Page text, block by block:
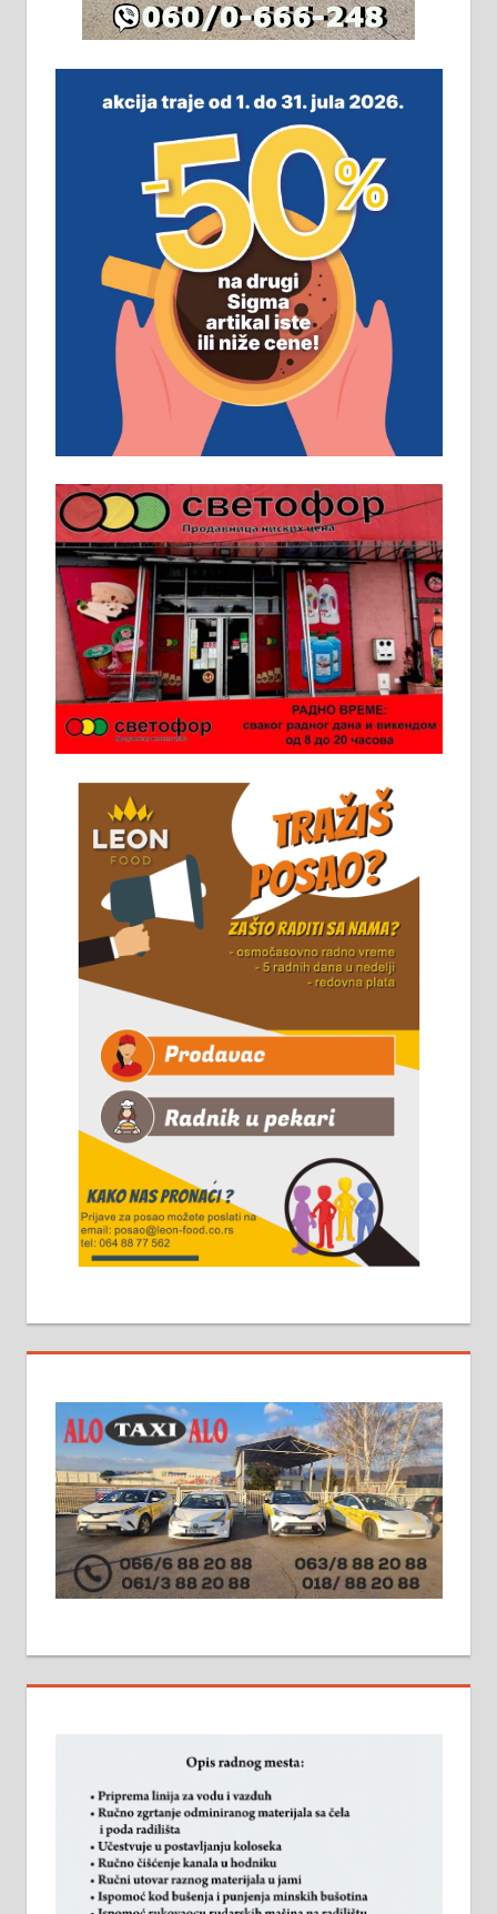
На продају легализована, нова,
м2 са плацем од 8 ари у Зеленом
виру у Алексинцу. Могућа
замена. 064/21-63-584
ПОСЛОВНИ ОГЛАСИ
Рудник и флотација Рудник
д.о.о. Рудник запошљава 20
помоћника рудара. Услови:
Основна школа, пожељно радно
искуство на истим и сличним
пословима, али не и неопходан
услов. Обезбеђен смештај,
превоз, исхрана. 032/57-41-122 –
локал 22
Пружам услуге завршних радова
у грађевини, хидроизолације и
молерских радова. 061/25-28-058
Ало таксију потребан возач са Б
категоријом. 064/02-85-511
Потребна два радника за рад на
стоваришту „Липа промет” у
информација доћи лично на
стовариште у улици Максима
Горког 26 сваког радног дана од
8 до 15 часова. 063/465-045
Чистим све врсте димњака.
061/32-13-445